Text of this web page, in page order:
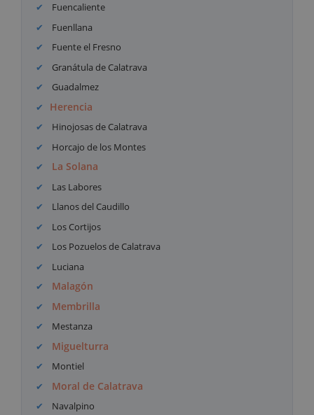
Fuencaliente
Fuenllana
Fuente el Fresno
Granátula de Calatrava
Guadalmez
Herencia
Hinojosas de Calatrava
Horcajo de los Montes
La Solana
Las Labores
Llanos del Caudillo
Los Cortijos
Los Pozuelos de Calatrava
Luciana
Malagón
Membrilla
Mestanza
Miguelturra
Montiel
Moral de Calatrava
Navalpino